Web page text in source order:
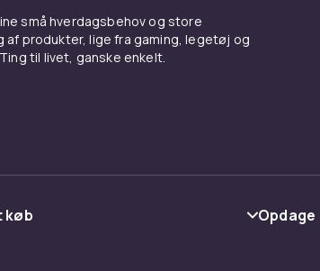
understøttelse fremgår af
og VESA
små hverdagsbehov og store
af produkter, lige fra gaming, legetøj og
til livet, ganske enkelt.
køb
Opdage